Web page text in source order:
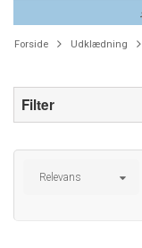
Forside Udklædning
Filter
Relevans